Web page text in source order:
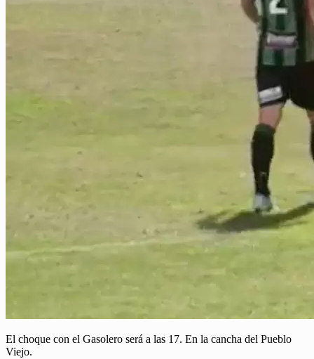
El choque con el Gasolero será a las 17. En la cancha del Pueblo
Viejo.